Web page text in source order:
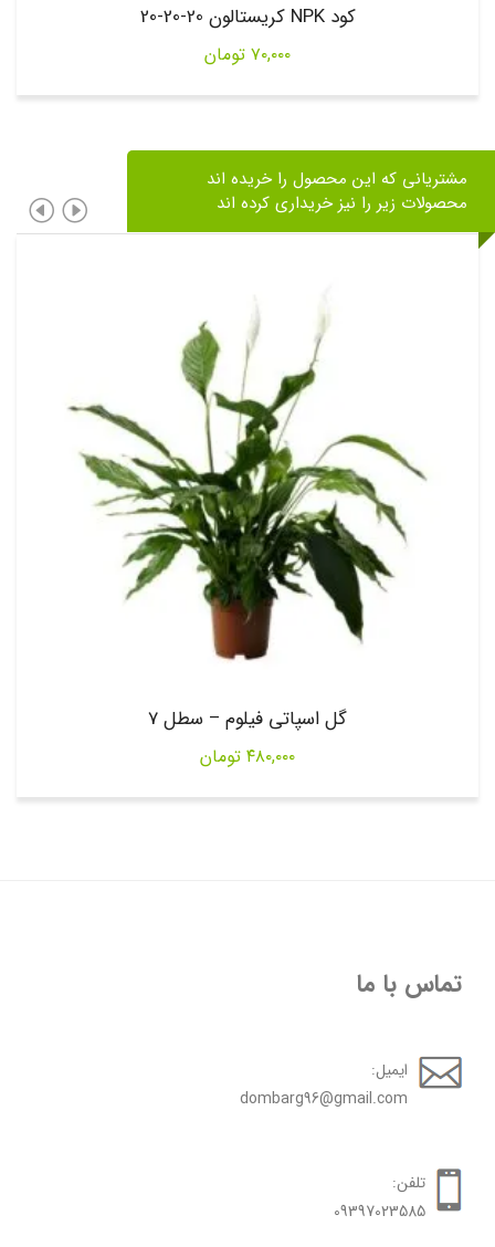
کود NPK کریستالون 20-20-20
۷۰,۰۰۰ تومان
مشتریانی که این محصول را خریده اند
محصولات زیر را نیز خریداری کرده اند
گل اسپاتی فیلوم – سطل 7
۴۸۰,۰۰۰ تومان
تماس با ما
ایمیل:
dombarg96@gmail.com
تلفن:
09397023585